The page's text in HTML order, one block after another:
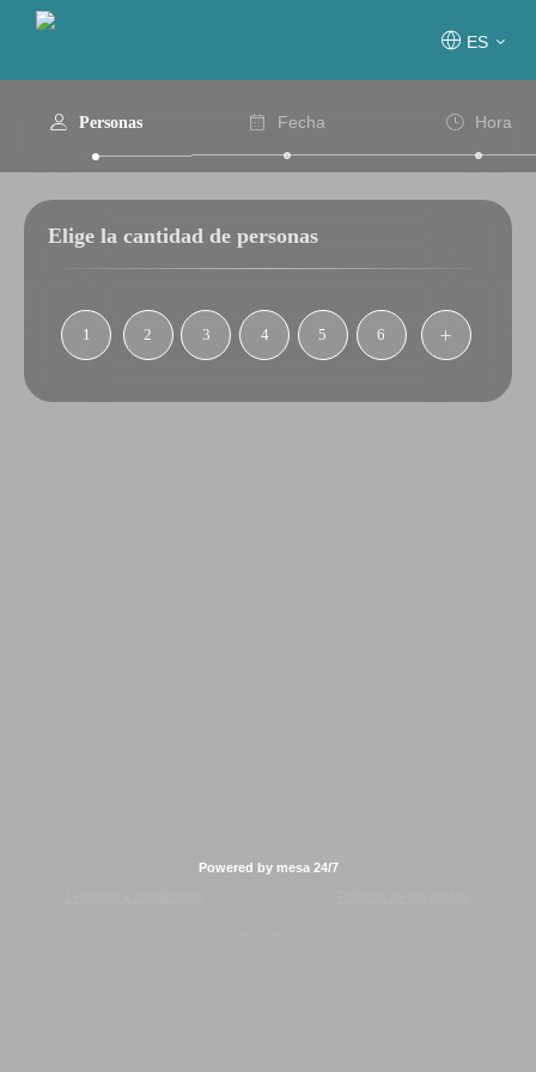
ES
Personas Fecha Hora
Elige la cantidad de personas
1 2 3 4 5 6
Powered by mesa 24/7